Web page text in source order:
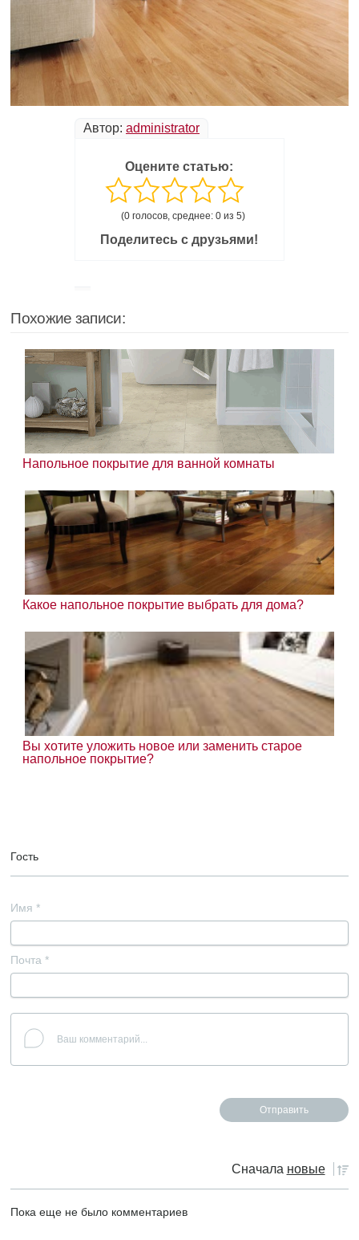
Автор: administrator
Оцените статью:
(0 голосов, среднее: 0 из 5)
Поделитесь с друзьями!
Похожие записи:
Напольное покрытие для ванной комнаты
Какое напольное покрытие выбрать для дома?
Вы хотите уложить новое или заменить старое
напольное покрытие?
Гость
Имя *
Почта *
Сначала новые
Пока еще не было комментариев